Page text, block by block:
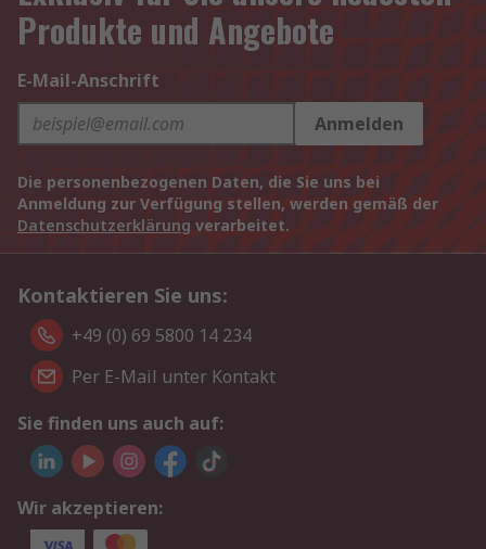
Produkte und Angebote
E-Mail-Anschrift
Anmelden
Die personenbezogenen Daten, die Sie uns bei
Anmeldung zur Verfügung stellen, werden gemäß der
Datenschutzerklärung verarbeitet.
Kontaktieren Sie uns:
+49 (0) 69 5800 14 234
Per E-Mail unter Kontakt
Sie finden uns auch auf:
Wir akzeptieren: